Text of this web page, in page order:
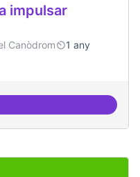
impulsar
Canòdrom
1 any
de trabajo para impulsar